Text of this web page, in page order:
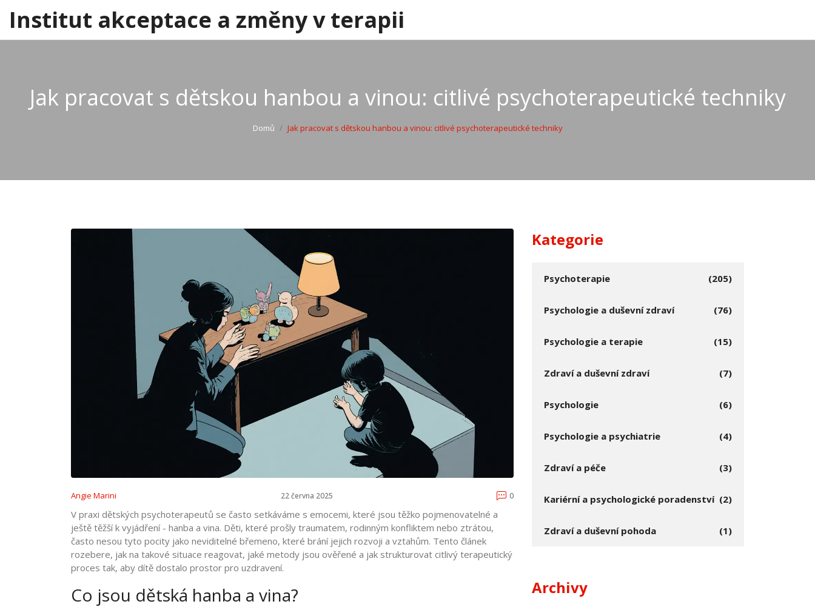
Institut akceptace a změny v terapii
Jak pracovat s dětskou hanbou a vinou: citlivé psychoterapeutické techniky
Domů Jak pracovat s dětskou hanbou a vinou: citlivé psychoterapeutické techniky
Angie Marini 22 června 2025 0
V praxi dětských psychoterapeutů se často setkáváme s emocemi, které jsou těžko pojmenovatelné a
ještě těžší k vyjádření - hanba a vina. Děti, které prošly traumatem, rodinným konfliktem nebo ztrátou,
často nesou tyto pocity jako neviditelné břemeno, které brání jejich rozvoji a vztahům. Tento článek
rozebere, jak na takové situace reagovat, jaké metody jsou ověřené a jak strukturovat citlivý terapeutický
proces tak, aby dítě dostalo prostor pro uzdravení.
Co jsou dětská hanba a vina?
Kategorie
Psychoterapie (205)
Psychologie a duševní zdraví (76)
Psychologie a terapie (15)
Zdraví a duševní zdraví (7)
Psychologie (6)
Psychologie a psychiatrie (4)
Zdraví a péče (3)
Kariérní a psychologické poradenství (2)
Zdraví a duševní pohoda (1)
Archivy